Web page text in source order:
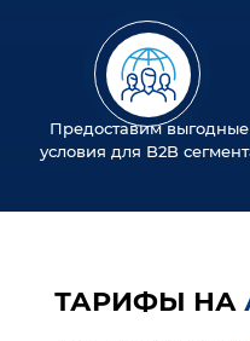
Предоставим выгодные
условия для B2B
ТАРИФЫ НА